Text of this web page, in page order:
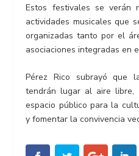
Estos festivales se verán
actividades musicales que
organizadas tanto por el
asociaciones integradas en
Pérez Rico subrayó que
tendrán lugar al aire libre,
espacio público para la
y fomentar la convivencia